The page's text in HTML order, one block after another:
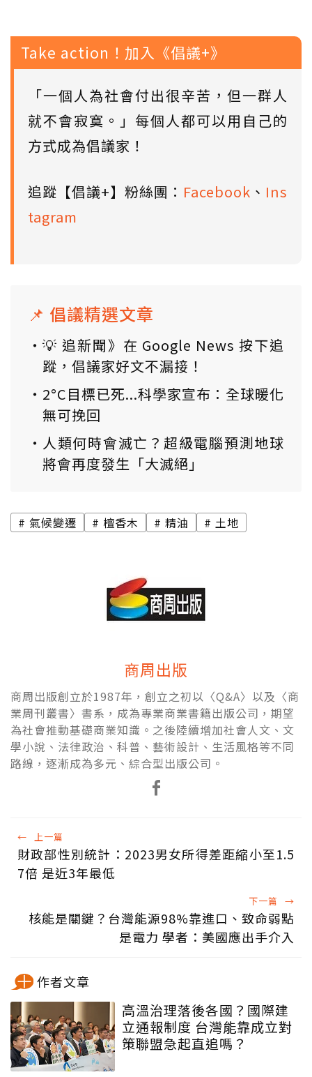
Take action！加入《倡議+》
「一個人為社會付出很辛苦，但一群人
就不會寂寞。」每個人都可以用自己的
方式成為倡議家！
追蹤【倡議+】粉絲團： Facebook 、 Ins
tagram
📌 倡議精選文章
💡 追新聞》在 Google News 按下追
蹤，倡議家好文不漏接！
2°C目標已死...科學家宣布：全球暖化
無可挽回
人類何時會滅亡？超級電腦預測地球
將會再度發生「大滅絕」
氣候變遷 檀香木 精油 土地
商周出版
商周出版創立於1987年，創立之初以〈Q&A〉以及〈商
業周刊叢書〉書系，成為專業商業書籍出版公司，期望
為社會推動基礎商業知識。之後陸續增加社會人文、文
學小說、法律政治、科普、藝術設計、生活風格等不同
路線，逐漸成為多元、綜合型出版公司。
← 上一篇
財政部性別統計：2023男女所得差距縮小至1.5
7倍 是近3年最低
下一篇 →
核能是關鍵？台灣能源98%靠進口、致命弱點
是電力 學者：美國應出手介入
作者文章
高溫治理落後各國？國際建
立通報制度 台灣能靠成立對
策聯盟急起直追嗎？